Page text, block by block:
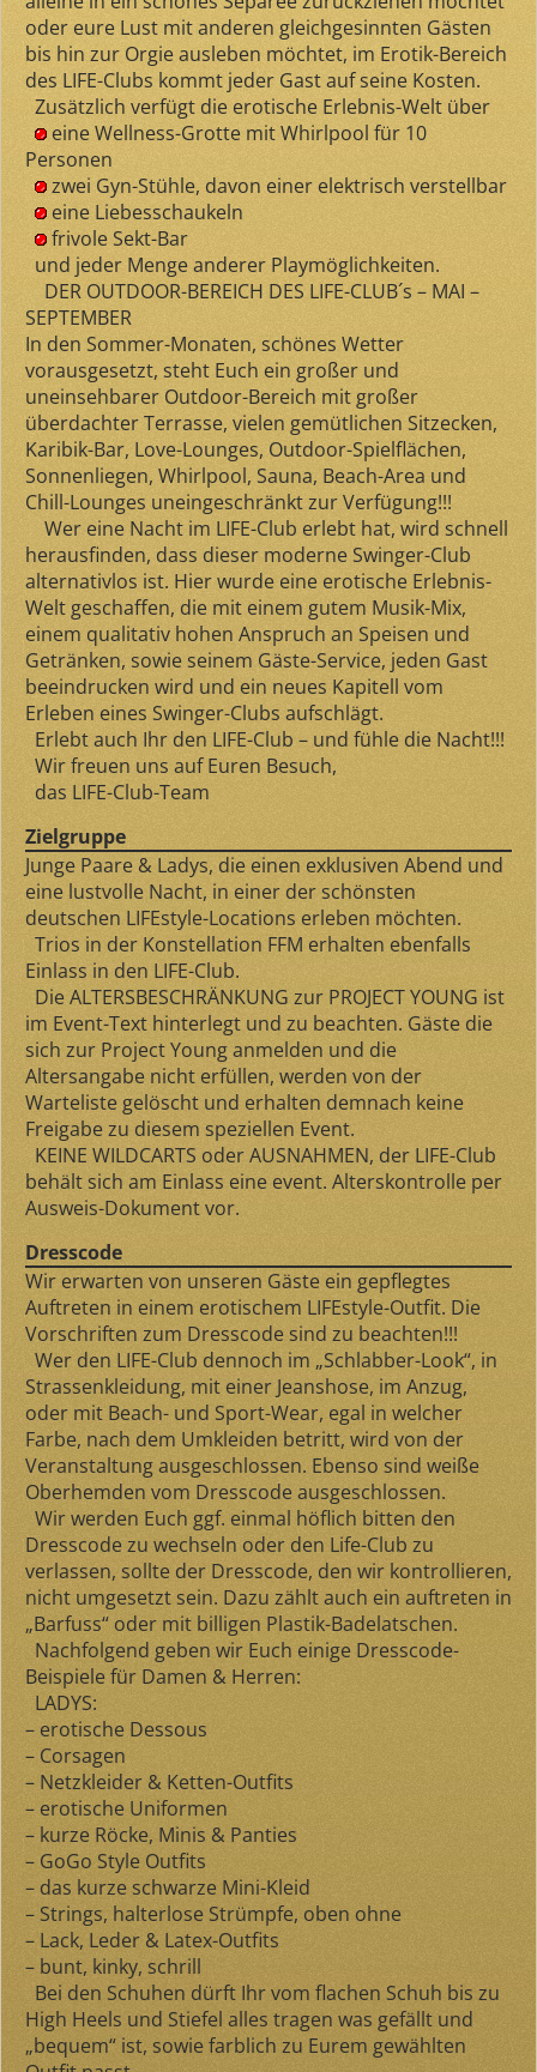
oder eure Lust mit anderen gleichgesinnten Gästen
bis hin zur Orgie ausleben möchtet, im Erotik-Bereich
des LIFE-Clubs kommt jeder Gast auf seine Kosten.
Zusätzlich verfügt die erotische Erlebnis-Welt über
eine Wellness-Grotte mit Whirlpool für 10
Personen
zwei Gyn-Stühle, davon einer elektrisch verstellbar
eine Liebesschaukeln
frivole Sekt-Bar
und jeder Menge anderer Playmöglichkeiten.
DER OUTDOOR-BEREICH DES LIFE-CLUB´s – MAI –
SEPTEMBER
In den Sommer-Monaten, schönes Wetter
vorausgesetzt, steht Euch ein großer und
uneinsehbarer Outdoor-Bereich mit großer
überdachter Terrasse, vielen gemütlichen Sitzecken,
Karibik-Bar, Love-Lounges, Outdoor-Spielflächen,
Sonnenliegen, Whirlpool, Sauna, Beach-Area und
Chill-Lounges uneingeschränkt zur Verfügung!!!
Wer eine Nacht im LIFE-Club erlebt hat, wird schnell
herausfinden, dass dieser moderne Swinger-Club
alternativlos ist. Hier wurde eine erotische Erlebnis-
Welt geschaffen, die mit einem gutem Musik-Mix,
einem qualitativ hohen Anspruch an Speisen und
Getränken, sowie seinem Gäste-Service, jeden Gast
beeindrucken wird und ein neues Kapitell vom
Erleben eines Swinger-Clubs aufschlägt.
Erlebt auch Ihr den LIFE-Club – und fühle die Nacht!!!
Wir freuen uns auf Euren Besuch,
das LIFE-Club-Team
Zielgruppe
Junge Paare & Ladys, die einen exklusiven Abend und
eine lustvolle Nacht, in einer der schönsten
deutschen LIFEstyle-Locations erleben möchten.
Trios in der Konstellation FFM erhalten ebenfalls
Einlass in den LIFE-Club.
Die ALTERSBESCHRÄNKUNG zur PROJECT YOUNG ist
im Event-Text hinterlegt und zu beachten. Gäste die
sich zur Project Young anmelden und die
Altersangabe nicht erfüllen, werden von der
Warteliste gelöscht und erhalten demnach keine
Freigabe zu diesem speziellen Event.
KEINE WILDCARTS oder AUSNAHMEN, der LIFE-Club
behält sich am Einlass eine event. Alterskontrolle per
Ausweis-Dokument vor.
Dresscode
Wir erwarten von unseren Gäste ein gepflegtes
Auftreten in einem erotischem LIFEstyle-Outfit. Die
Vorschriften zum Dresscode sind zu beachten!!!
Wer den LIFE-Club dennoch im „Schlabber-Look“, in
Strassenkleidung, mit einer Jeanshose, im Anzug,
oder mit Beach- und Sport-Wear, egal in welcher
Farbe, nach dem Umkleiden betritt, wird von der
Veranstaltung ausgeschlossen. Ebenso sind weiße
Oberhemden vom Dresscode ausgeschlossen.
Wir werden Euch ggf. einmal höflich bitten den
Dresscode zu wechseln oder den Life-Club zu
verlassen, sollte der Dresscode, den wir kontrollieren,
nicht umgesetzt sein. Dazu zählt auch ein auftreten in
„Barfuss“ oder mit billigen Plastik-Badelatschen.
Nachfolgend geben wir Euch einige Dresscode-
Beispiele für Damen & Herren:
LADYS:
– erotische Dessous
– Corsagen
– Netzkleider & Ketten-Outfits
– erotische Uniformen
– kurze Röcke, Minis & Panties
– GoGo Style Outfits
– das kurze schwarze Mini-Kleid
– Strings, halterlose Strümpfe, oben ohne
– Lack, Leder & Latex-Outfits
– bunt, kinky, schrill
Bei den Schuhen dürft Ihr vom flachen Schuh bis zu
High Heels und Stiefel alles tragen was gefällt und
„bequem“ ist, sowie farblich zu Eurem gewählten